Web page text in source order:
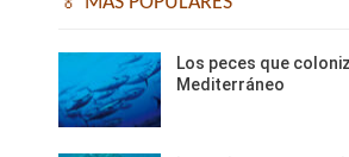
Los peces que
Mediterráneo